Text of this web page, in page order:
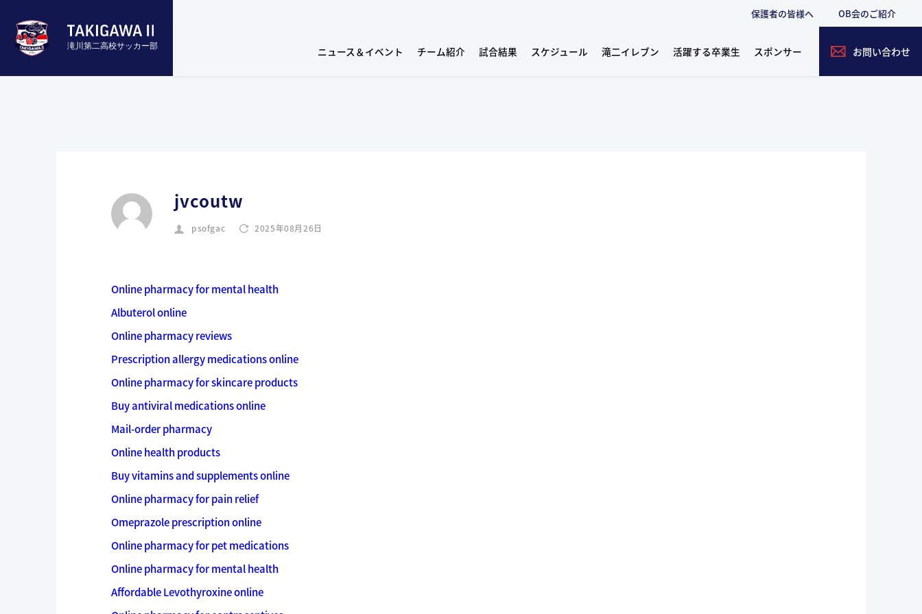
滝川第二高校サッカー部
保護者の皆様へ OB会のご紹介
ニュース＆イベント チーム紹介 試合結果 スケジュール 滝二イレブン 活躍する卒業生 スポンサー お問い合わせ
jvcoutw
psofgac 2025年08月26日
Online pharmacy for mental health
Albuterol online
Online pharmacy reviews
Prescription allergy medications online
Online pharmacy for skincare products
Buy antiviral medications online
Mail-order pharmacy
Online health products
Buy vitamins and supplements online
Online pharmacy for pain relief
Omeprazole prescription online
Online pharmacy for pet medications
Online pharmacy for mental health
Affordable Levothyroxine online